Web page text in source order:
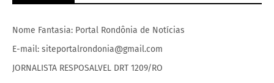
Nome Fantasia: Portal Rondônia de Notícias
E-mail: siteportalrondonia@gmail.com
JORNALISTA RESPOSALVEL DRT 1209/RO